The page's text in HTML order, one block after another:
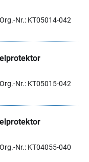
Org.-Nr.: KT05014-042
Org.-Nr.: KT05015-042
Org.-Nr.: KT04055-040